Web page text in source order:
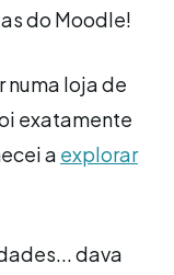
do Moodle!
numa loja de
exatamente
a explorar
dava